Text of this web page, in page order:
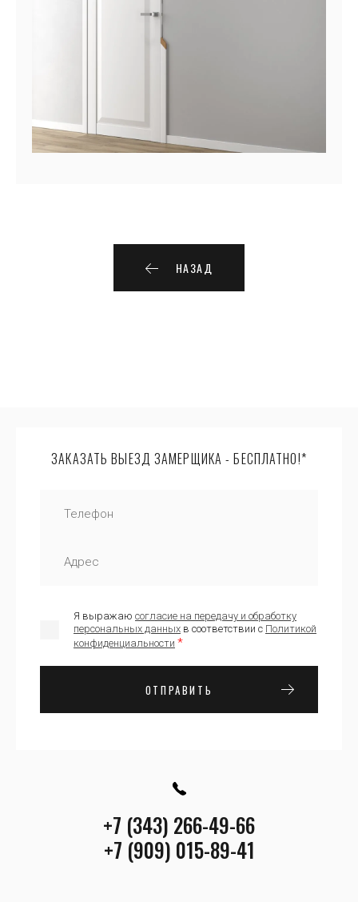
НАЗАД
ЗАКАЗАТЬ ВЫЕЗД ЗАМЕРЩИКА - БЕСПЛАТНО!*
Я выражаю согласие на передачу и обработку
персональных данных в соответствии с Политикой
конфиденциальности *
ОТПРАВИТЬ
+7 (343) 266-49-66
+7 (909) 015-89-41